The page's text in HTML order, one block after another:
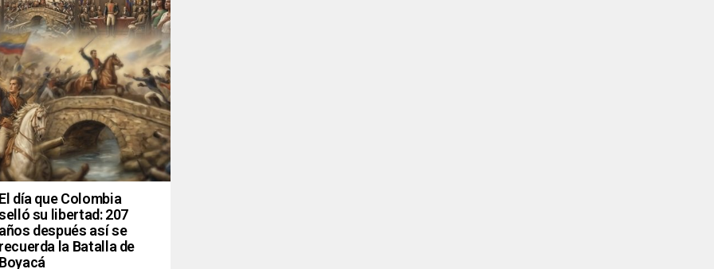
El día que Colombia
su libertad: 207
años después así se
recuerda la Batalla de
Boyacá